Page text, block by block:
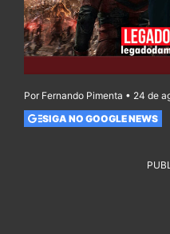
Por Fernando Pimenta • 24 de
SIGA NO GOOGLE NEWS